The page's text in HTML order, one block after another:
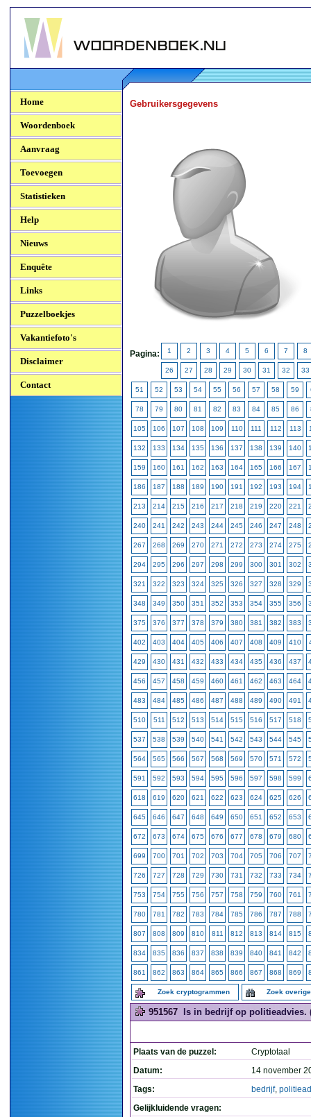
Woordenboek.NU
Home
Woordenboek
Aanvraag
Toevoegen
Statistieken
Help
Nieuws
Enquête
Links
Puzzelboekjes
Vakantiefoto's
Disclaimer
Contact
Gebruikersgegevens
Pagina: 1 2 3 4 5 6 7 8
26 27 28 29 30 31 32 33
51 52 53 54 55 56 57 58 59
78 79 80 81 82 83 84 85 86
105 106 107 108 109 110 111 112 113
132 133 134 135 136 137 138 139 140
159 160 161 162 163 164 165 166 167
186 187 188 189 190 191 192 193 194
213 214 215 216 217 218 219 220 221
240 241 242 243 244 245 246 247 248
267 268 269 270 271 272 273 274 275
294 295 296 297 298 299 300 301 302
321 322 323 324 325 326 327 328 329
348 349 350 351 352 353 354 355 356
375 376 377 378 379 380 381 382 383
402 403 404 405 406 407 408 409 410
429 430 431 432 433 434 435 436 437
456 457 458 459 460 461 462 463 464
483 484 485 486 487 488 489 490 491
510 511 512 513 514 515 516 517 518
537 538 539 540 541 542 543 544 545
564 565 566 567 568 569 570 571 572
591 592 593 594 595 596 597 598 599
618 619 620 621 622 623 624 625 626
645 646 647 648 649 650 651 652 653
672 673 674 675 676 677 678 679 680
699 700 701 702 703 704 705 706 707
726 727 728 729 730 731 732 733 734
753 754 755 756 757 758 759 760 761
780 781 782 783 784 785 786 787 788
807 808 809 810 811 812 813 814 815
834 835 836 837 838 839 840 841 842
861 862 863 864 865 866 867 868 869
Zoek cryptogrammen Zoek
951567 Is in bedrijf op politieadvies.
Plaats van de puzzel:
Cryptotaal
Datum:
14 november
Tags:
bedrijf,
Gelijkluidende vragen: